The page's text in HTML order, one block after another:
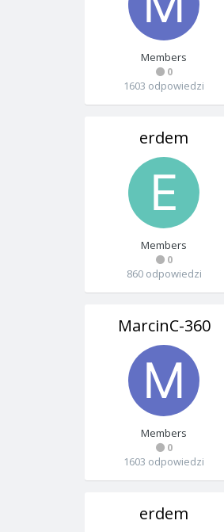
Members
0
1603 odpowiedzi
erdem
Members
0
860 odpowiedzi
MarcinC-360
Members
0
1603 odpowiedzi
erdem